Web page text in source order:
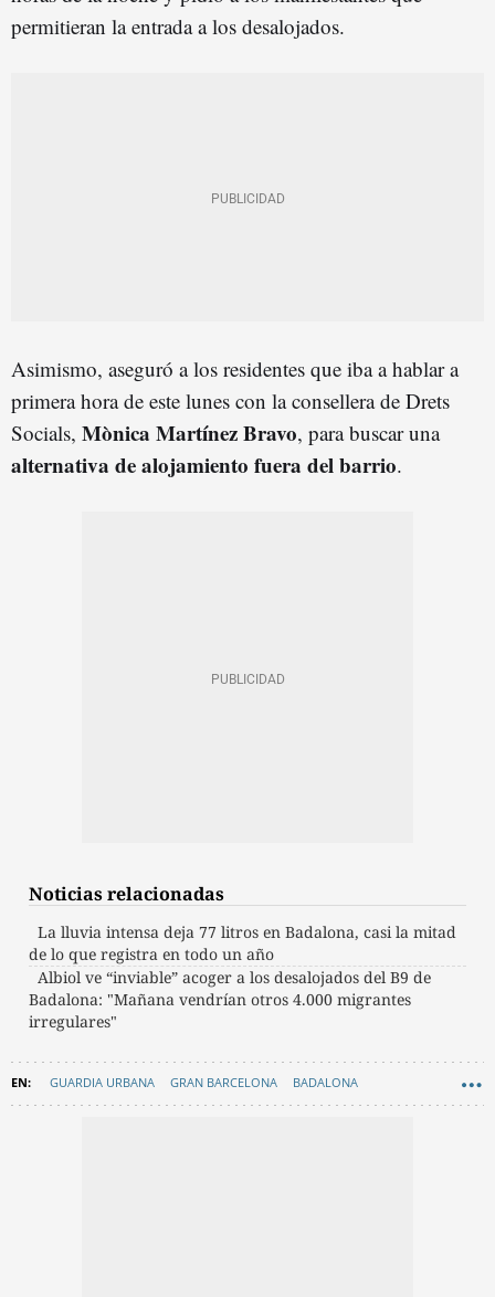
permitieran la entrada a los desalojados.
Asimismo, aseguró a los residentes que iba a hablar a
primera hora de este lunes con la consellera de Drets
Socials, Mònica Martínez Bravo, para buscar una
alternativa de alojamiento fuera del barrio.
Noticias relacionadas
La lluvia intensa deja 77 litros en Badalona, casi la mitad
de lo que registra en todo un año
Albiol ve “inviable” acoger a los desalojados del B9 de
Badalona: "Mañana vendrían otros 4.000 migrantes
irregulares"
GUARDIA URBANA GRAN BARCELONA BADALONA